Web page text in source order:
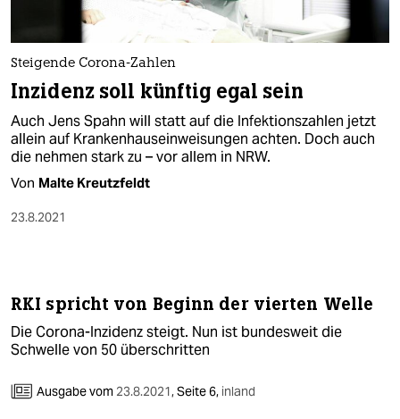
Steigende Corona-Zahlen
Inzidenz soll künftig egal sein
Auch Jens Spahn will statt auf die Infektionszahlen jetzt
allein auf Krankenhauseinweisungen achten. Doch auch
die nehmen stark zu – vor allem in NRW.
Von Malte Kreutzfeldt
23.8.2021
RKI spricht von Beginn der vierten Welle
Die Corona-Inzidenz steigt. Nun ist bundesweit die
Schwelle von 50 überschritten
Ausgabe vom 23.8.2021,Seite 6, inland